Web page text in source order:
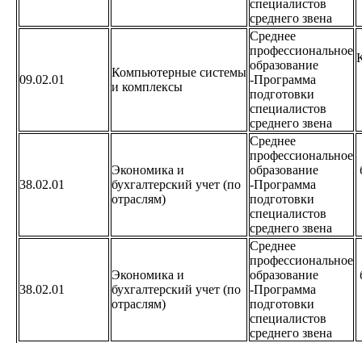
специалистов
среднего звена
09.02.01
Компьютерные системы
и комплексы
Среднее
профессиональное
образование
-Программа
подготовки
специалистов
среднего звена
38.02.01
Экономика и
бухгалтерский учет (по
отраслям)
Среднее
профессиональное
образование
-Программа
подготовки
специалистов
среднего звена
38.02.01
Экономика и
бухгалтерский учет (по
отраслям)
Среднее
профессиональное
образование
-Программа
подготовки
специалистов
среднего звена